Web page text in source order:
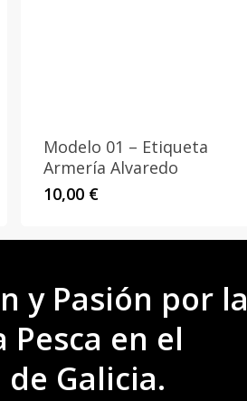
Modelo 01 – Etiqueta
Armería Alvaredo
10,00 €
y Pasión por la
Pesca en el
de Galicia.